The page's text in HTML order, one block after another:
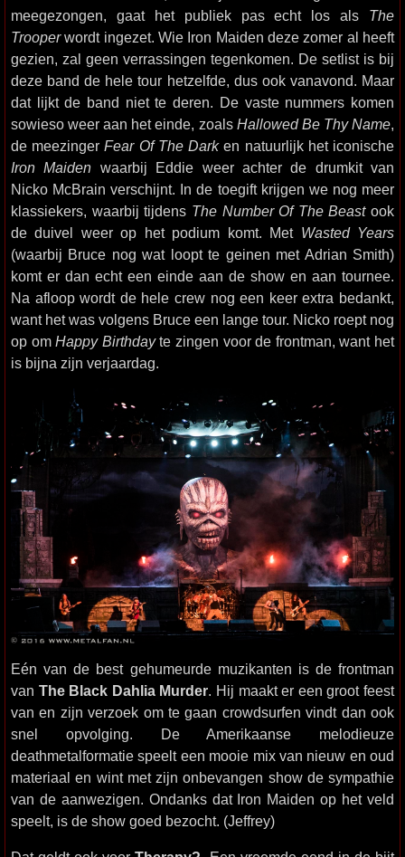
meegezongen, gaat het publiek pas echt los als The
Trooperwordt ingezet. Wie Iron Maiden deze zomer al heeft
gezien, zal geen verrassingen tegenkomen. De setlist is bij
deze band de hele tour hetzelfde, dus ook vanavond. Maar
dat lijkt de band niet te deren. De vaste nummers komen
sowieso weer aan het einde, zoals Hallowed Be Thy Name,
de meezingerFear Of The Darken natuurlijk het iconische
Iron Maiden waarbij Eddie weer achter de drumkit van
Nicko McBrain verschijnt. In de toegift krijgen we nog meer
klassiekers, waarbij tijdens The Number Of The Beastook
de duivel weer op het podium komt. Met Wasted Years
(waarbij Bruce nog wat loopt te geinen met Adrian Smith)
komt er dan echt een einde aan de show en aan tournee.
Na afloop wordt de hele crew nog een keer extra bedankt,
want het was volgens Bruce een lange tour. Nicko roept nog
op omHappy Birthdayte zingen voor de frontman, want het
is bijna zijn verjaardag.
Eén van de best gehumeurde muzikanten is de frontman
van The Black Dahlia Murder. Hij maakt er een groot feest
van en zijn verzoek om te gaan crowdsurfen vindt dan ook
snel opvolging. De Amerikaanse melodieuze
deathmetalformatie speelt een mooie mix van nieuw en oud
materiaal en wint met zijn onbevangen show de sympathie
van de aanwezigen. Ondanks dat Iron Maiden op het veld
speelt, is de show goed bezocht. (Jeffrey)